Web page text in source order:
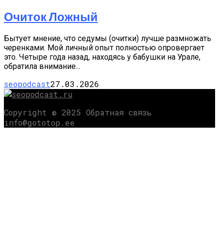
Очиток Ложный
Бытует мнение, что седумы (очитки) лучше раз­множать
черенками. Мой личный опыт полностью опровергает
это. Четыре года назад, находясь у ба­бушки на Урале,
обратила внимание...
seopodcast27.03.2026
Copyright © 2025 Обратная связь
info@gototop.ee